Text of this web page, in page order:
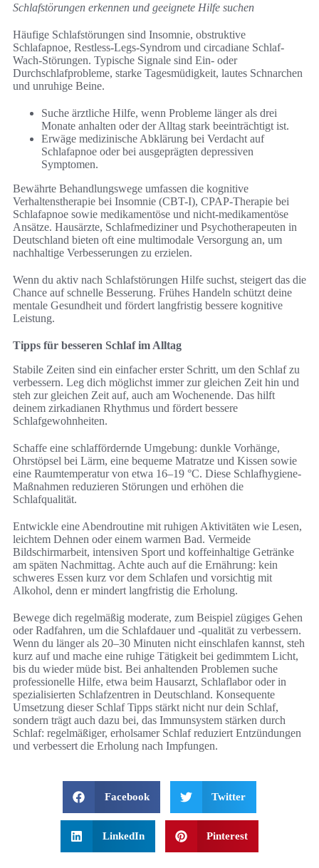
Schlafstörungen erkennen und geeignete Hilfe suchen
Häufige Schlafstörungen sind Insomnie, obstruktive
Schlafapnoe, Restless-Legs-Syndrom und circadiane Schlaf-
Wach-Störungen. Typische Signale sind Ein- oder
Durchschlafprobleme, starke Tagesmüdigkeit, lautes Schnarchen
und unruhige Beine.
Suche ärztliche Hilfe, wenn Probleme länger als drei
Monate anhalten oder der Alltag stark beeinträchtigt ist.
Erwäge medizinische Abklärung bei Verdacht auf
Schlafapnoe oder bei ausgeprägten depressiven
Symptomen.
Bewährte Behandlungswege umfassen die kognitive
Verhaltenstherapie bei Insomnie (CBT-I), CPAP-Therapie bei
Schlafapnoe sowie medikamentöse und nicht-medikamentöse
Ansätze. Hausärzte, Schlafmediziner und Psychotherapeuten in
Deutschland bieten oft eine multimodale Versorgung an, um
nachhaltige Verbesserungen zu erzielen.
Wenn du aktiv nach Schlafstörungen Hilfe suchst, steigert das die
Chance auf schnelle Besserung. Frühes Handeln schützt deine
mentale Gesundheit und fördert langfristig bessere kognitive
Leistung.
Tipps für besseren Schlaf im Alltag
Stabile Zeiten sind ein einfacher erster Schritt, um den Schlaf zu
verbessern. Leg dich möglichst immer zur gleichen Zeit hin und
steh zur gleichen Zeit auf, auch am Wochenende. Das hilft
deinem zirkadianen Rhythmus und fördert bessere
Schlafgewohnheiten.
Schaffe eine schlaffördernde Umgebung: dunkle Vorhänge,
Ohrstöpsel bei Lärm, eine bequeme Matratze und Kissen sowie
eine Raumtemperatur von etwa 16–19 °C. Diese Schlafhygiene-
Maßnahmen reduzieren Störungen und erhöhen die
Schlafqualität.
Entwickle eine Abendroutine mit ruhigen Aktivitäten wie Lesen,
leichtem Dehnen oder einem warmen Bad. Vermeide
Bildschirmarbeit, intensiven Sport und koffeinhaltige Getränke
am späten Nachmittag. Achte auch auf die Ernährung: kein
schweres Essen kurz vor dem Schlafen und vorsichtig mit
Alkohol, denn er mindert langfristig die Erholung.
Bewege dich regelmäßig moderate, zum Beispiel zügiges Gehen
oder Radfahren, um die Schlafdauer und -qualität zu verbessern.
Wenn du länger als 20–30 Minuten nicht einschlafen kannst, steh
kurz auf und mache eine ruhige Tätigkeit bei gedimmtem Licht,
bis du wieder müde bist. Bei anhaltenden Problemen suche
professionelle Hilfe, etwa beim Hausarzt, Schlaflabor oder in
spezialisierten Schlafzentren in Deutschland. Konsequente
Umsetzung dieser Schlaf Tipps stärkt nicht nur dein Schlaf,
sondern trägt auch dazu bei, das Immunsystem stärken durch
Schlaf: regelmäßiger, erholsamer Schlaf reduziert Entzündungen
und verbessert die Erholung nach Impfungen.
Facebook Twitter
LinkedIn Pinterest